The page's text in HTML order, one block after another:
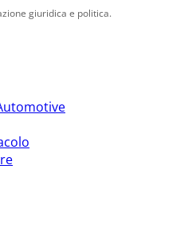
giuridica e politica.